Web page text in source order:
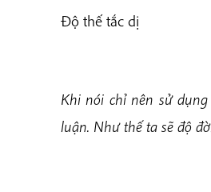
Độ thế tắc
Khi nói chỉ nên sử
luận. Như thế ta sẽ độ